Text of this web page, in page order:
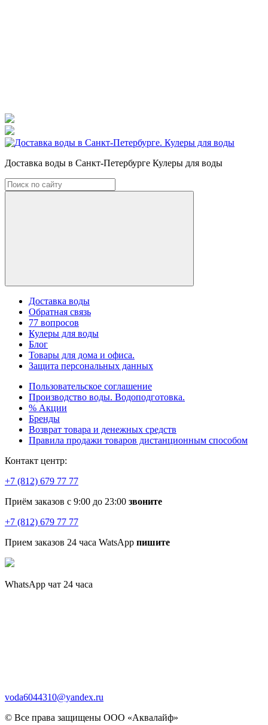
Доставка воды в Санкт-Петербурге Кулеры для воды
Доставка воды
Обратная связь
77 вопросов
Кулеры для воды
Блог
Товары для дома и офиса.
Защита персональных данных
Пользовательское соглашение
Производство воды. Водоподготовка.
% Акции
Бренды
Возврат товара и денежных средств
Правила продажи товаров дистанционным способом
Контакт центр:
+7 (812) 679 77 77
Приём заказов с 9:00 до 23:00 звоните
+7 (812) 679 77 77
Прием заказов 24 часа WatsApp пишите
WhatsApp чат 24 часа
voda6044310@yandex.ru
© Все права защищены ООО «Аквалайф»